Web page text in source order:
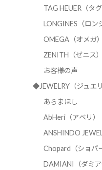
TAG HEUER（タ
LONGINES（ロン
OMEGA（オメガ）
ZENITH（ゼニス）
お客様の声
◆JEWELRY（ジュエリ
あらまほし
AbHeri（アベリ）
ANSHINDO
Chopard（ショパ
DAMIANI（ダミア